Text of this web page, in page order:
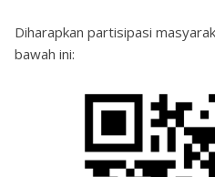
Diharapkan partisipasi
bawah ini: